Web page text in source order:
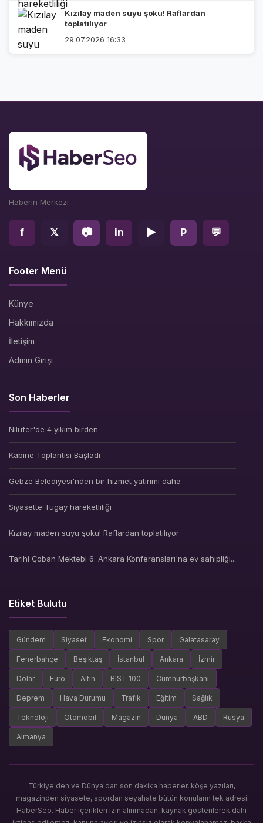
Kızılay maden suyu şoku! Raflardan
toplatılıyor
29.07.2026 16:33
Haberin Merkezi
f 𝕏 📷 in ▶ P 💬
Footer Menü
Künye
Hakkımızda
İletişim
Admin Girişi
Son Haberler
Nilüfer'de 4 yıkım birden
Kabine Toplantısı Başladı
Gebze Belediyesi'nden bir hizmet yatırımı daha
Siyasette Tugay hareketliliği
Kızılay maden suyu şoku! Raflardan toplatılıyor
Tarihi Çoban Mektebi 6. Ankara Konferansları'na ev sahipliği...
Etiket Bulutu
Gündem Siyaset Ekonomi Spor Galatasaray
Fenerbahçe Beşiktaş İstanbul Ankara İzmir
Dolar Euro Altın BIST 100 Cumhurbaşkanı
Deprem Hava Durumu Trafik Eğitim Sağlık
Teknoloji Otomobil Magazin Dünya ABD Rusya
Almanya
Türkiye'den ve Dünya'dan son dakika haberler, köşe yazıları,
magazinden siyasete, spordan seyahate bütün konuların tek adresi
HaberSeo. Haber içerikleri izin alınmadan, kaynak gösterilerek dahi